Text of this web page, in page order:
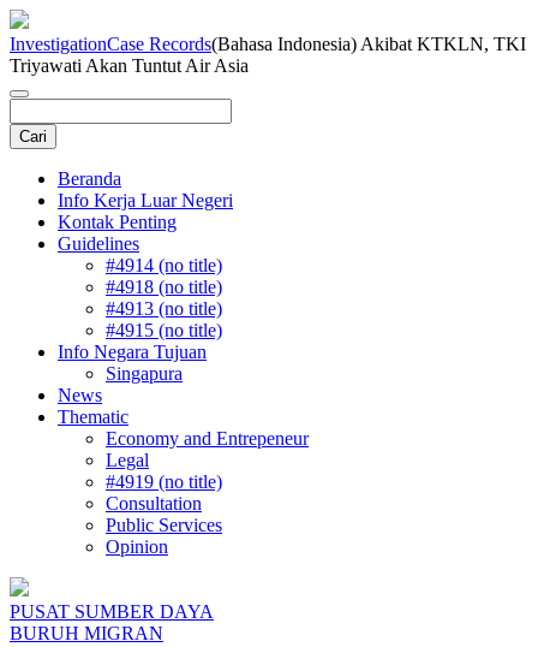
InvestigationCase Records(Bahasa Indonesia) Akibat KTKLN, TKI
Triyawati Akan Tuntut Air Asia
Beranda
Info Kerja Luar Negeri
Kontak Penting
Guidelines
#4914 (no title)
#4918 (no title)
#4913 (no title)
#4915 (no title)
Info Negara Tujuan
Singapura
News
Thematic
Economy and Entrepeneur
Legal
#4919 (no title)
Consultation
Public Services
Opinion
PUSAT SUMBER DAYA
BURUH MIGRAN